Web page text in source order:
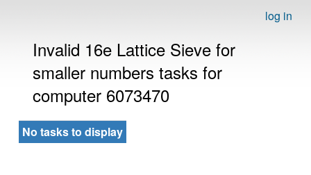
log in
Invalid 16e Lattice Sieve for
smaller numbers tasks for
computer 6073470
No tasks to display